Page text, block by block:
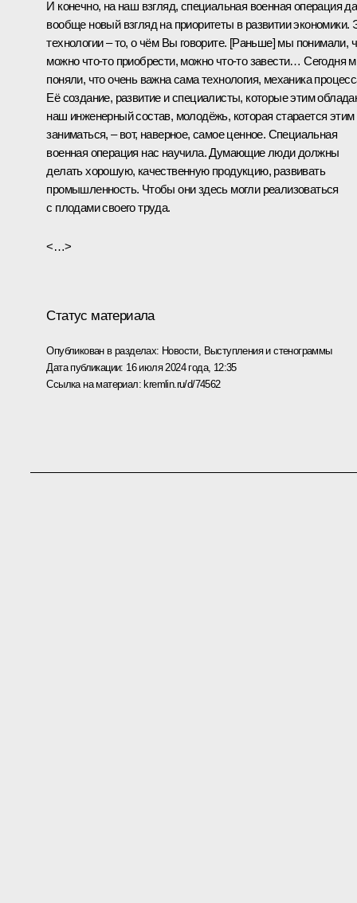
И конечно, на наш взгляд, специальная военная операция
вообще новый взгляд на приоритеты в развитии экономики.
технологии – то, о чём Вы говорите. [Раньше] мы понимали,
можно что-то приобрести, можно что-то завести… Сегодня
поняли, что очень важна сама технология, механика
Её создание, развитие и специалисты, которые этим
наш инженерный состав, молодёжь, которая старается этим
заниматься, – вот, наверное, самое ценное. Специальная
военная операция нас научила. Думающие люди должны
делать хорошую, качественную продукцию, развивать
промышленность. Чтобы они здесь могли реализоваться
с плодами своего труда.
<…>
Статус материала
Опубликован в разделах: Новости, Выступления и стенограммы
Дата публикации: 16 июля 2024 года, 12:35
Ссылка на материал: kremlin.ru/d/74562